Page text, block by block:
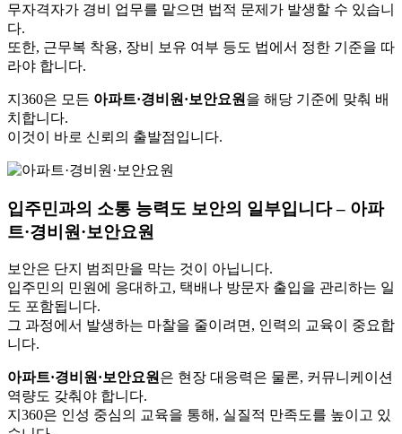
무자격자가 경비 업무를 맡으면 법적 문제가 발생할 수 있습니
다.
또한, 근무복 착용, 장비 보유 여부 등도 법에서 정한 기준을 따
라야 합니다.
지360은 모든 아파트·경비원·보안요원 을 해당 기준에 맞춰 배
치합니다.
이것이 바로 신뢰의 출발점입니다.
입주민과의 소통 능력도 보안의 일부입니다 – 아파
트·경비원·보안요원
보안은 단지 범죄만을 막는 것이 아닙니다.
입주민의 민원에 응대하고, 택배나 방문자 출입을 관리하는 일
도 포함됩니다.
그 과정에서 발생하는 마찰을 줄이려면, 인력의 교육이 중요합
니다.
아파트·경비원·보안요원 은 현장 대응력은 물론, 커뮤니케이션
역량도 갖춰야 합니다.
지360은 인성 중심의 교육을 통해, 실질적 만족도를 높이고 있